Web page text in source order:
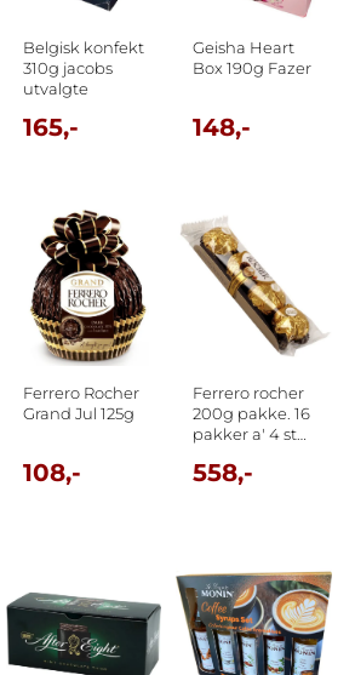
Belgisk konfekt
310g jacobs
utvalgte
165,-
Geisha Heart
Box 190g Fazer
148,-
Ferrero Rocher
Grand Jul 125g
108,-
Ferrero rocher
200g pakke. 16
pakker a' 4 stk.
558,-